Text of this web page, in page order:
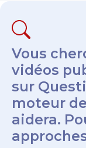
Vous
vidéos
sur
moteur
aidera.